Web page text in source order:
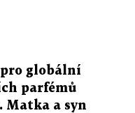
globální
parfémů
Matka a syn